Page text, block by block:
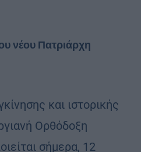
νέου Πατριάρχη
και ιστορικής
Ορθόδοξη
σήμερα, 12